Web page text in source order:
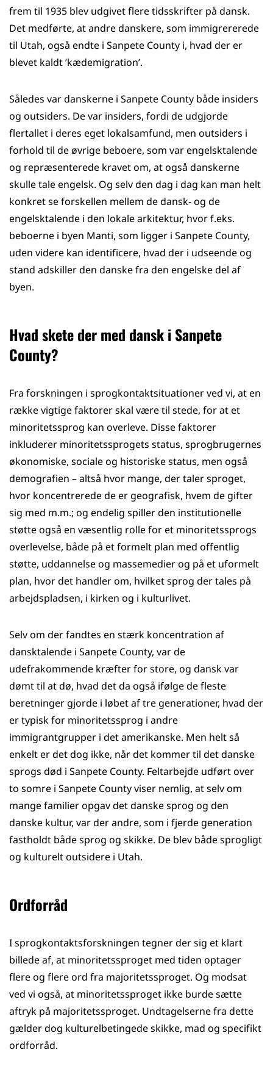
frem til 1935 blev udgivet flere tidsskrifter på dansk.
Det medførte, at andre danskere, som immigrererede
til Utah, også endte i Sanpete County i, hvad der er
blevet kaldt ’kædemigration’.
Således var danskerne i Sanpete County både insiders
og outsiders. De var insiders, fordi de udgjorde
flertallet i deres eget lokalsamfund, men outsiders i
forhold til de øvrige beboere, som var engelsktalende
og repræsenterede kravet om, at også danskerne
skulle tale engelsk. Og selv den dag i dag kan man helt
konkret se forskellen mellem de dansk- og de
engelsktalende i den lokale arkitektur, hvor f.eks.
beboerne i byen Manti, som ligger i Sanpete County,
uden videre kan identificere, hvad der i udseende og
stand adskiller den danske fra den engelske del af
byen.
Hvad skete der med dansk i Sanpete
County?
Fra forskningen i sprogkontaktsituationer ved vi, at en
række vigtige faktorer skal være til stede, for at et
minoritetssprog kan overleve. Disse faktorer
inkluderer minoritetssprogets status, sprogbrugernes
økonomiske, sociale og historiske status, men også
demografien – altså hvor mange, der taler sproget,
hvor koncentrerede de er geografisk, hvem de gifter
sig med m.m.; og endelig spiller den institutionelle
støtte også en væsentlig rolle for et minoritetssprogs
overlevelse, både på et formelt plan med offentlig
støtte, uddannelse og massemedier og på et uformelt
plan, hvor det handler om, hvilket sprog der tales på
arbejdspladsen, i kirken og i kulturlivet.
Selv om der fandtes en stærk koncentration af
dansktalende i Sanpete County, var de
udefrakommende kræfter for store, og dansk var
dømt til at dø, hvad det da også ifølge de fleste
beretninger gjorde i løbet af tre generationer, hvad der
er typisk for minoritetssprog i andre
immigrantgrupper i det amerikanske. Men helt så
enkelt er det dog ikke, når det kommer til det danske
sprogs død i Sanpete County. Feltarbejde udført over
to somre i Sanpete County viser nemlig, at selv om
mange familier opgav det danske sprog og den
danske kultur, var der andre, som i fjerde generation
fastholdt både sprog og skikke. De blev både sprogligt
og kulturelt outsidere i Utah.
Ordforråd
I sprogkontaktsforskningen tegner der sig et klart
billede af, at minoritetssproget med tiden optager
flere og flere ord fra majoritetssproget. Og modsat
ved vi også, at minoritetssproget ikke burde sætte
aftryk på majoritetssproget. Undtagelserne fra dette
gælder dog kulturelbetingede skikke, mad og specifikt
ordforråd.